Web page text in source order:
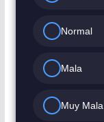
Normal
Mala
Muy Mala